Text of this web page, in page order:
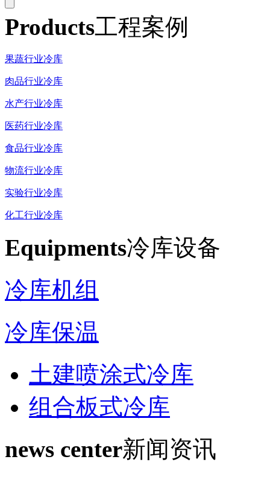
Products工程案例
果蔬行业冷库
肉品行业冷库
水产行业冷库
医药行业冷库
食品行业冷库
物流行业冷库
实验行业冷库
化工行业冷库
Equipments冷库设备
冷库机组
冷库保温
土建喷涂式冷库
组合板式冷库
news center新闻资讯